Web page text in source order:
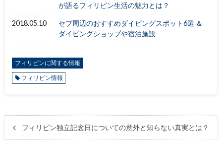
が語るフィリピン生活の魅力とは？
2018.05.10
セブ周辺のおすすめダイビングスポット6選 ＆
ダイビングショップや宿泊施設
フィリピンに関する情報
フィリピン情報
フィリピン独立記念日についての意外と知らない真実とは？